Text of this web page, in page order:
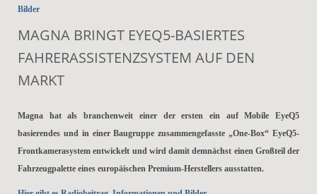
Bilder
MAGNA BRINGT EYEQ5-BASIERTES
FAHRERASSISTENZSYSTEM AUF DEN
MARKT
Magna hat als branchenweit einer der ersten ein auf Mobile EyeQ5
basierendes und in einer Baugruppe zusammengefasste „One-Box“ EyeQ5-
Frontkamerasystem entwickelt und wird damit demnächst einen Großteil der
Fahrzeugpalette eines europäischen Premium-Herstellers ausstatten.